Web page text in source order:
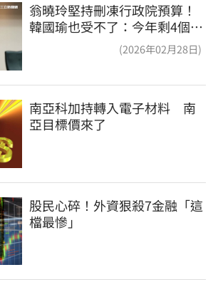
翁曉玲堅持刪凍行政院預算！
韓國瑜也受不了：今年剩4個月
(2026年02月28日)
南亞科加持轉入電子材料　南
亞目標價來了
股民心碎！外資狠殺7金融「這
檔最慘」